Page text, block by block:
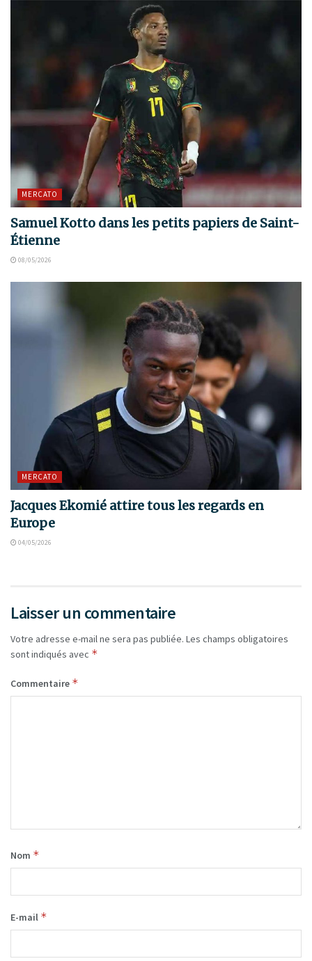
MERCATO
Samuel Kotto dans les petits papiers de Saint-
Étienne
08/05/2026
MERCATO
Jacques Ekomié attire tous les regards en
Europe
04/05/2026
Laisser un commentaire
Votre adresse e-mail ne sera pas publiée. Les champs obligatoires
sont indiqués avec *
Commentaire *
Nom *
E-mail *